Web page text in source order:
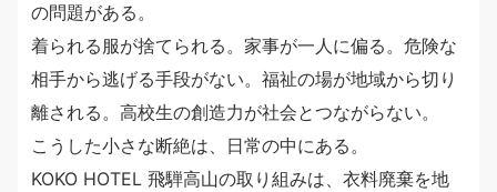
の問題がある。
着られる服が捨てられる。家事が一人に偏る。危険な
相手から逃げる手段がない。福祉の場が地域から切り
離される。高校生の創造力が社会とつながらない。
こうした小さな断絶は、日常の中にある。
KOKO HOTEL 飛騨高山の取り組みは、衣料廃棄を地